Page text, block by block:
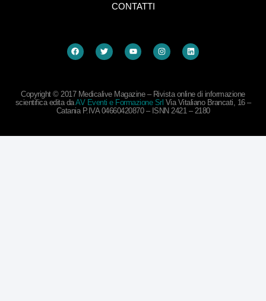
CONTATTI
Copyright © 2017 Medicalive Magazine – Rivista online di informazione
scientifica edita daAV Eventi e Formazione Srl Via Vitaliano Brancati, 16 –
Catania P.IVA 04660420870 – ISNN 2421 – 2180